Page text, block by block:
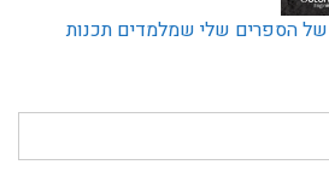
הספרים שלי שמלמדים תכנות